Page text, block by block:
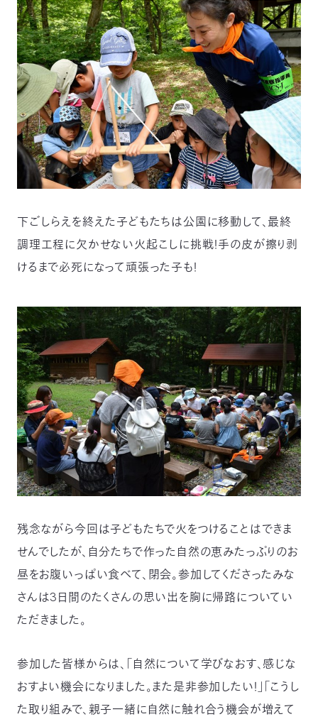
下ごしらえを終えた子どもたちは公園に移動して、最終
調理工程に欠かせない火起こしに挑戦！手の皮が擦り剥
けるまで必死になって頑張った子も！
残念ながら今回は子どもたちで火をつけることはできま
せんでしたが、自分たちで作った自然の恵みたっぷりのお
昼をお腹いっぱい食べて、閉会。参加してくださったみな
さんは3日間のたくさんの思い出を胸に帰路についてい
ただきました。
参加した皆様からは、「自然について学びなおす、感じな
おすよい機会になりました。また是非参加したい！」「こうし
た取り組みで、親子一緒に自然に触れ合う機会が増えて